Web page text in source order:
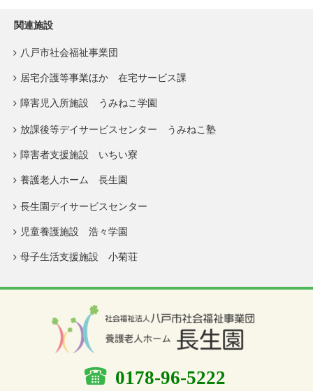
関連施設
八戸市社会福祉事業団
居宅介護等事業ほか 在宅サービス課
障害児入所施設 うみねこ学園
放課後等デイサービスセンター うみねこ塾
障害者支援施設 いちい寮
養護老人ホーム 長生園
長生園デイサービスセンター
児童養護施設 浩々学園
母子生活支援施設 小菊荘
0178-96-5222